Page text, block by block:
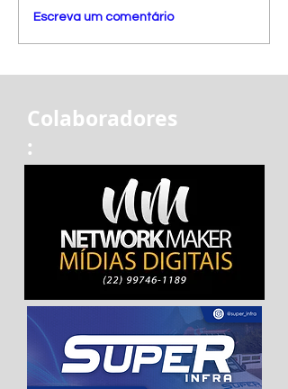
Escreva um comentário
Colaboradores
: